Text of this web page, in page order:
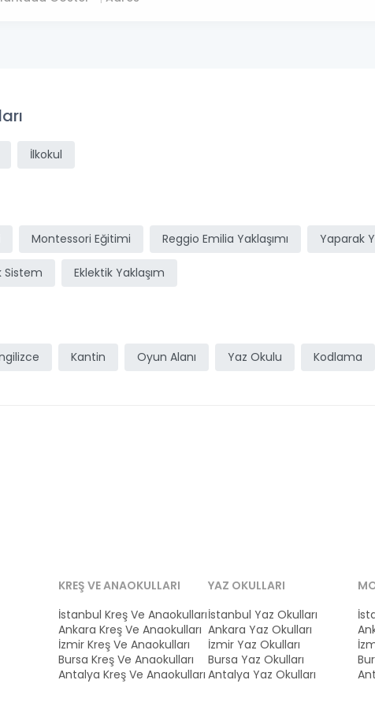
İlkokul
Montessori Eğitimi Reggio Emilia Yaklaşımı Yaparak
Sistem Eklektik Yaklaşım
Kantin Oyun Alanı Yaz Okulu Kodlama
KREŞ VE ANAOKULLARI
İstanbul Kreş Ve Anaokulları
Ankara Kreş Ve Anaokulları
İzmir Kreş Ve Anaokulları
Bursa Kreş Ve Anaokulları
Antalya Kreş Ve Anaokulları
YAZ OKULLARI
İstanbul Yaz Okulları
Ankara Yaz Okulları
İzmir Yaz Okulları
Bursa Yaz Okulları
Antalya Yaz Okulları